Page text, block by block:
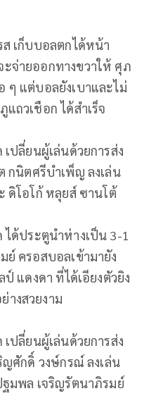
เก็บบอลตกได้หน้า
จ่ายออกทางขวาให้ ศุภ
ๆ แต่บอลยังเบาและไม่
ถวเชือก ได้สำเร็จ
ปลี่ยนผู้เล่นด้วยการส่ง
กนิตศรีบำเพ็ญ ลงเล่น
ดิโอโก้ หลุยส์ ซานโต้
ด้ประตูนำห่างเป็น 3-1
ย์ ครอสบอลเข้ามายัง
แดงดา ที่ได้เอียงตัวยิง
างสวยงาม
ปลี่ยนผู้เล่นด้วยการส่ง
ญศักดิ์ วงษ์กรณ์ ลงเล่น
มพล เจริญรัตนาภิรมย์